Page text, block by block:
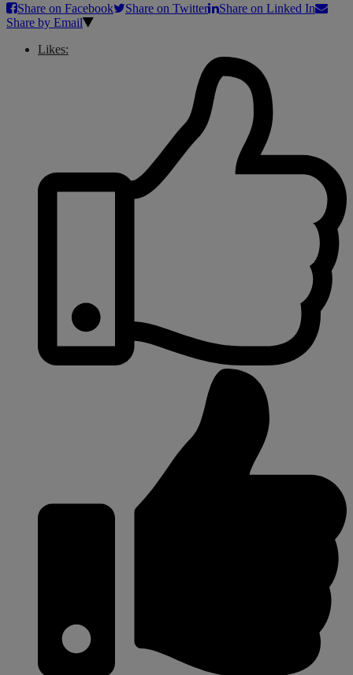
Share on Facebook
Share on Twitter
Share on Linked In
Share by Email
Likes: